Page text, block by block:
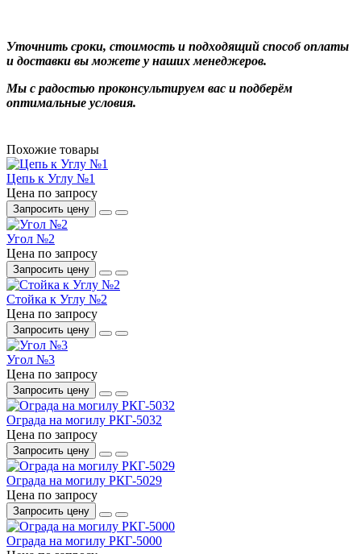
Уточнить сроки, стоимость и подходящий способ оплаты
и доставки вы можете у наших менеджеров.
Мы с радостью проконсультируем вас и подберём
оптимальные условия.
Похожие товары
Цепь к Углу №1
Цена по запросу
Запросить цену
Угол №2
Цена по запросу
Запросить цену
Стойка к Углу №2
Цена по запросу
Запросить цену
Угол №3
Цена по запросу
Запросить цену
Ограда на могилу РКГ-5032
Цена по запросу
Запросить цену
Ограда на могилу РКГ-5029
Цена по запросу
Запросить цену
Ограда на могилу РКГ-5000